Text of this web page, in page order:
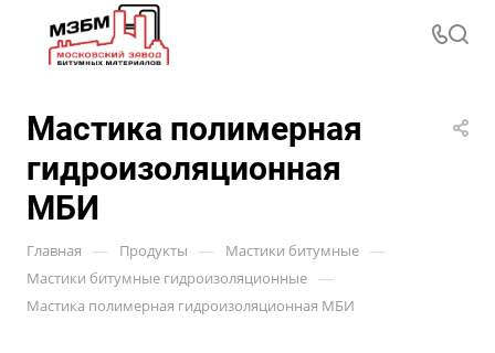
Мастика полимерная
гидроизоляционная
МБИ
Главная — Продукты — Мастики битумные —
Мастики битумные гидроизоляционные —
Мастика полимерная гидроизоляционная МБИ